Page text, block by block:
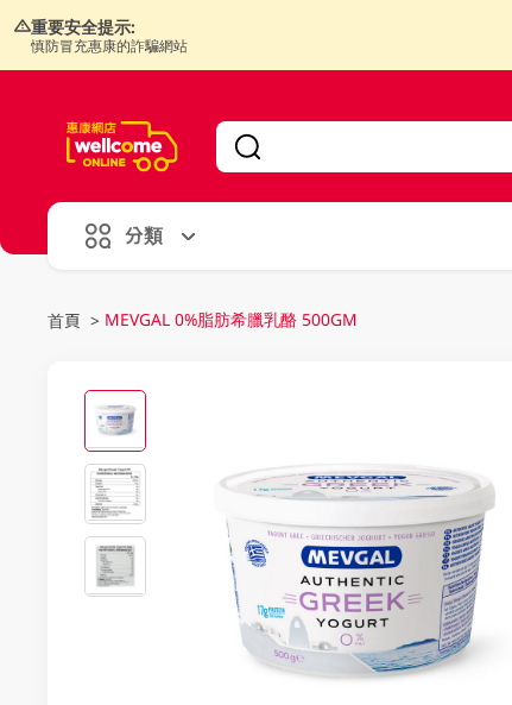
重要安全提示:
慎防冒充惠康的詐騙網站
分類
首頁 > MEVGAL 0%脂肪希臘乳酪 500GM